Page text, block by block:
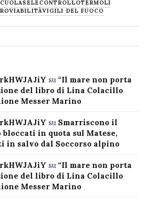
SELECONTROLLOTERMOLI
VIABILITÀVIGILI DEL FUOCO
su “Il mare non porta
del libro di Lina Colacillo
Messer Marino
su Smarriscono il
in quota sul Matese,
salvo dal Soccorso alpino
su “Il mare non porta
del libro di Lina Colacillo
Messer Marino